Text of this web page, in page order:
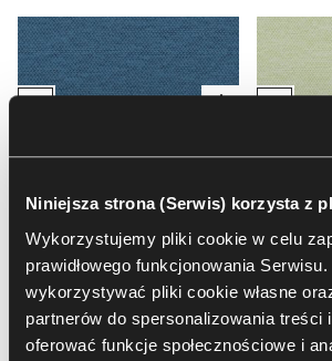
Niniejsza strona (Serwis) korzysta z
Wykorzystujemy pliki cookie w celu
prawidłowego funkcjonowania
wykorzystywać pliki cookie własne
partnerów do spersonalizowania treści
oferować funkcje społecznościowe i
Załaduj więcej
Zobacz wszystkie wykończenia